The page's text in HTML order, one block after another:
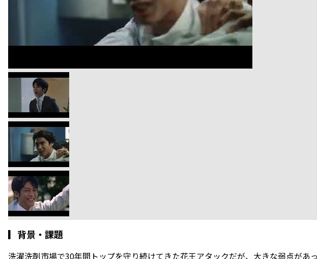
▎ 背景・課題
洗濯洗剤市場で30年間トップを守り続けてきた花王アタックだが、大きな弱点があ